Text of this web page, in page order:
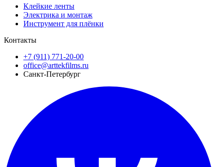
Клейкие ленты
Электрика и монтаж
Инструмент для плёнки
Контакты
+7 (911) 771-20-00
office@arttekfilms.ru
Санкт-Петербург